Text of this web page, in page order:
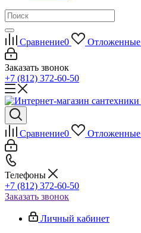
Сравнение0 Отложенные
Заказать звонок
+7 (812) 372-60-50
Сравнение0 Отложенные
Телефоны
+7 (812) 372-60-50
Заказать звонок
Личный кабинет